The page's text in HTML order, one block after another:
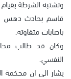
قاسم بحادث دهس
باصابات متفاوته.
وكان قد طالب
النفسي.
يشار الى ان محكمة